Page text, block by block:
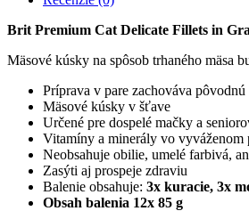
Family
1020
(12x85
Brit Premium Cat Delicate Fillets in
Mäsové kúsky na spôsob trhaného mäsa
Príprava v pare zachováva
Mäsové kúsky v šťave
Určené pre dospelé mačky a
Vitamíny a minerály vo vyváženom
Neobsahuje obilie, umelé farbivá,
Zasýti aj prospeje zdraviu
Balenie obsahuje: 3x kuracie, 3x
Obsah balenia 12x 85 g